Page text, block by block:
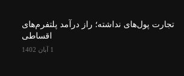
تجارت پول‌های نداشته؛ راز درآمد پلتفرم‌های
اقساطی
1 آبان 1402